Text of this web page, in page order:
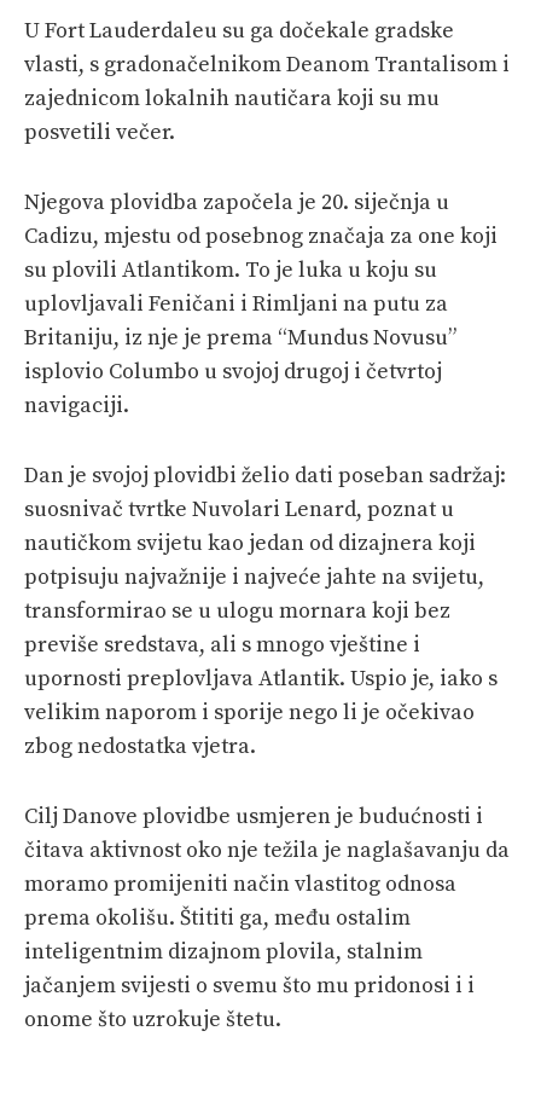
U Fort Lauderdaleu su ga dočekale gradske
vlasti, s gradonačelnikom Deanom Trantalisom i
zajednicom lokalnih nautičara koji su mu
posvetili večer.
Njegova plovidba započela je 20. siječnja u
Cadizu, mjestu od posebnog značaja za one koji
su plovili Atlantikom. To je luka u koju su
uplovljavali Feničani i Rimljani na putu za
Britaniju, iz nje je prema “Mundus Novusu”
isplovio Columbo u svojoj drugoj i četvrtoj
navigaciji.
Dan je svojoj plovidbi želio dati poseban sadržaj:
suosnivač tvrtke Nuvolari Lenard, poznat u
nautičkom svijetu kao jedan od dizajnera koji
potpisuju najvažnije i najveće jahte na svijetu,
transformirao se u ulogu mornara koji bez
previše sredstava, ali s mnogo vještine i
upornosti preplovljava Atlantik. Uspio je, iako s
velikim naporom i sporije nego li je očekivao
zbog nedostatka vjetra.
Cilj Danove plovidbe usmjeren je budućnosti i
čitava aktivnost oko nje težila je naglašavanju da
moramo promijeniti način vlastitog odnosa
prema okolišu. Štititi ga, među ostalim
inteligentnim dizajnom plovila, stalnim
jačanjem svijesti o svemu što mu pridonosi i i
onome što uzrokuje štetu.